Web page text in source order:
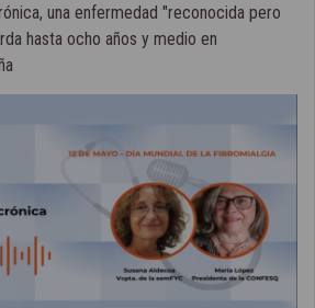
una enfermedad "reconocida pero
hasta ocho años y medio en